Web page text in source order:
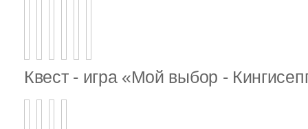
Квест - игра «Мой выбор -